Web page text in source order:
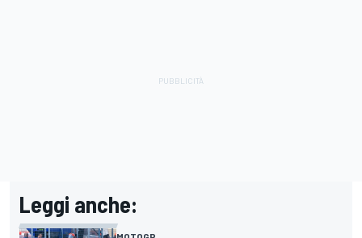
Leggi anche: